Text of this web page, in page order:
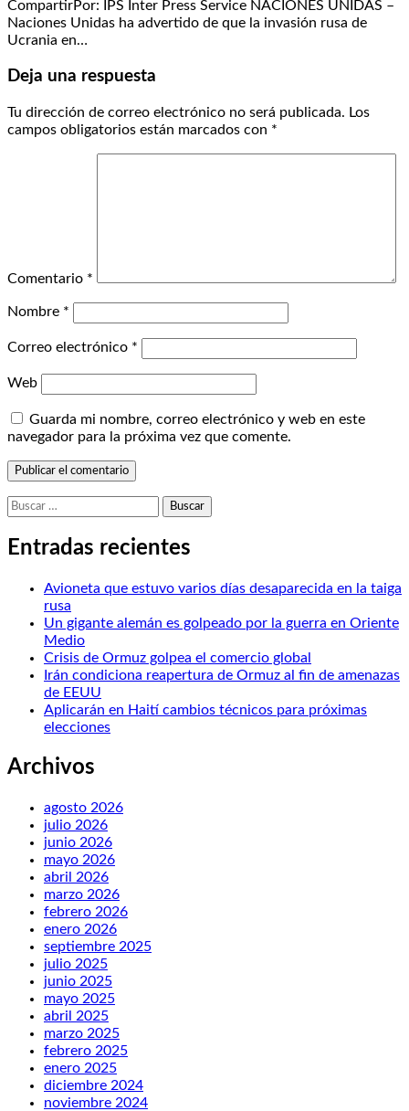
CompartirPor: IPS Inter Press Service NACIONES UNIDAS –
Naciones Unidas ha advertido de que la invasión rusa de
Ucrania en…
Deja una respuesta
Tu dirección de correo electrónico no será publicada. Los
campos obligatorios están marcados con *
Comentario *
Nombre *
Correo electrónico *
Web
Guarda mi nombre, correo electrónico y web en este
navegador para la próxima vez que comente.
Buscar:
Entradas recientes
Avioneta que estuvo varios días desaparecida en la taiga
rusa
Un gigante alemán es golpeado por la guerra en Oriente
Medio
Crisis de Ormuz golpea el comercio global
Irán condiciona reapertura de Ormuz al fin de amenazas
de EEUU
Aplicarán en Haití cambios técnicos para próximas
elecciones
Archivos
agosto 2026
julio 2026
junio 2026
mayo 2026
abril 2026
marzo 2026
febrero 2026
enero 2026
septiembre 2025
julio 2025
junio 2025
mayo 2025
abril 2025
marzo 2025
febrero 2025
enero 2025
diciembre 2024
noviembre 2024